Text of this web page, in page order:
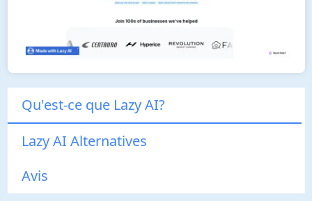
Qu'est-ce que Lazy AI?
Lazy AI Alternatives
Avis